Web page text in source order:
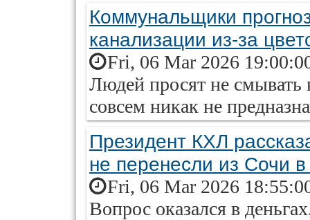
Коммунальщики
канализации из-за
Fri, 06 Mar 2026
Людей просят не смывать
совсем никак не
Президент КХЛ
не перенесли из Сочи
Fri, 06 Mar 2026
Вопрос оказался в